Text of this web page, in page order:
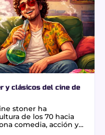
y clásicos del cine de
stoner ha
de los 70 hacia
comedia, acción y